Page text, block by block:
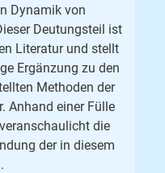
Dynamik von
Deutungsteil ist
Literatur und stellt
Ergänzung zu den
Methoden der
Anhand einer Fülle
die
der in diesem